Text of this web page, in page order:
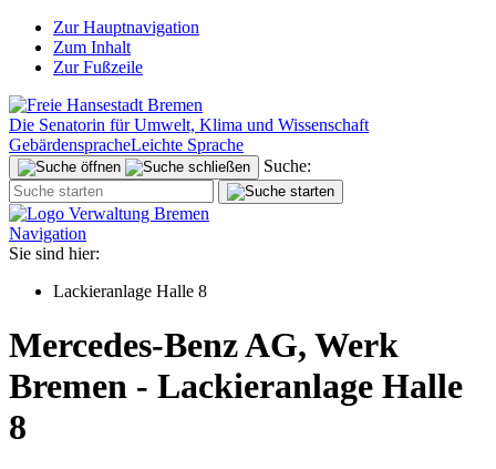
Zur Hauptnavigation
Zum Inhalt
Zur Fußzeile
Die Senatorin für Umwelt, Klima und Wissenschaft
GebärdenspracheLeichte Sprache
Suche:
Navigation
Sie sind hier:
Lackieranlage Halle 8
Mercedes-Benz AG, Werk
Bremen - Lackieranlage Halle
8